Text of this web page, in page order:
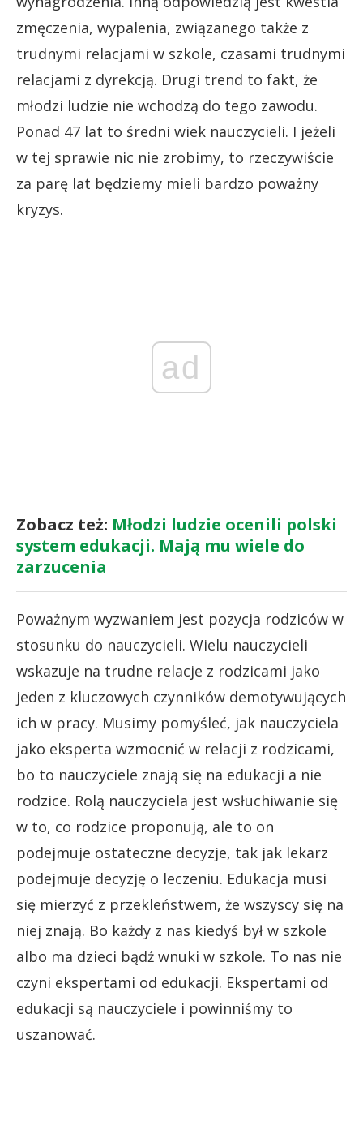
zmęczenia, wypalenia, związanego także z
trudnymi relacjami w szkole, czasami trudnymi
relacjami z dyrekcją. Drugi trend to fakt, że
młodzi ludzie nie wchodzą do tego zawodu.
Ponad 47 lat to średni wiek nauczycieli. I jeżeli
w tej sprawie nic nie zrobimy, to rzeczywiście
za parę lat będziemy mieli bardzo poważny
kryzys.
ad
Zobacz też: Młodzi ludzie ocenili polski
system edukacji. Mają mu wiele do
zarzucenia
Poważnym wyzwaniem jest pozycja rodziców w
stosunku do nauczycieli. Wielu nauczycieli
wskazuje na trudne relacje z rodzicami jako
jeden z kluczowych czynników demotywujących
ich w pracy. Musimy pomyśleć, jak nauczyciela
jako eksperta wzmocnić w relacji z rodzicami,
bo to nauczyciele znają się na edukacji a nie
rodzice. Rolą nauczyciela jest wsłuchiwanie się
w to, co rodzice proponują, ale to on
podejmuje ostateczne decyzje, tak jak lekarz
podejmuje decyzję o leczeniu. Edukacja musi
się mierzyć z przekleństwem, że wszyscy się na
niej znają. Bo każdy z nas kiedyś był w szkole
albo ma dzieci bądź wnuki w szkole. To nas nie
czyni ekspertami od edukacji. Ekspertami od
edukacji są nauczyciele i powinniśmy to
uszanować.